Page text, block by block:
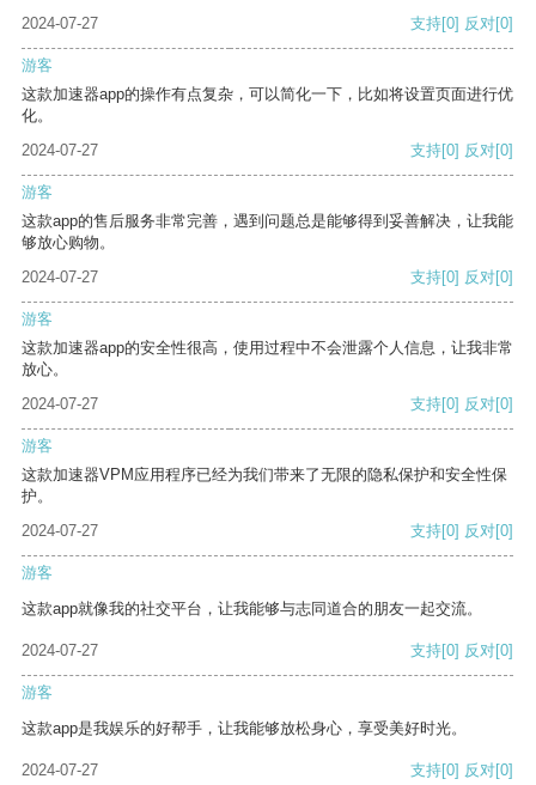
2024-07-27
支持[0] 反对[0]
游客
这款加速器app的操作有点复杂，可以简化一下，比如将设置页面进行优
化。
2024-07-27
支持[0] 反对[0]
游客
这款app的售后服务非常完善，遇到问题总是能够得到妥善解决，让我能
够放心购物。
2024-07-27
支持[0] 反对[0]
游客
这款加速器app的安全性很高，使用过程中不会泄露个人信息，让我非常
放心。
2024-07-27
支持[0] 反对[0]
游客
这款加速器VPM应用程序已经为我们带来了无限的隐私保护和安全性保
护。
2024-07-27
支持[0] 反对[0]
游客
这款app就像我的社交平台，让我能够与志同道合的朋友一起交流。
2024-07-27 支持[0] 反对[0]
游客
这款app是我娱乐的好帮手，让我能够放松身心，享受美好时光。
2024-07-27 支持[0] 反对[0]